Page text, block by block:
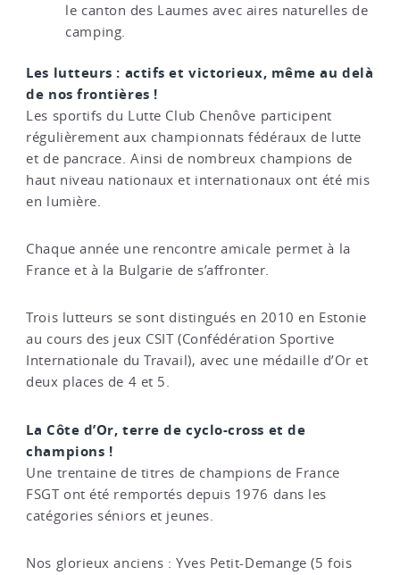
le canton des Laumes avec aires naturelles de
camping.
Les lutteurs : actifs et victorieux, même au delà
de nos frontières !
Les sportifs du Lutte Club Chenôve participent
régulièrement aux championnats fédéraux de lutte
et de pancrace. Ainsi de nombreux champions de
haut niveau nationaux et internationaux ont été mis
en lumière.
Chaque année une rencontre amicale permet à la
France et à la Bulgarie de s’affronter.
Trois lutteurs se sont distingués en 2010 en Estonie
au cours des jeux CSIT (Confédération Sportive
Internationale du Travail), avec une médaille d’Or et
deux places de 4 et 5.
La Côte d’Or, terre de cyclo-cross et de
champions !
Une trentaine de titres de champions de France
FSGT ont été remportés depuis 1976 dans les
catégories séniors et jeunes.
Nos glorieux anciens : Yves Petit-Demange (5 fois